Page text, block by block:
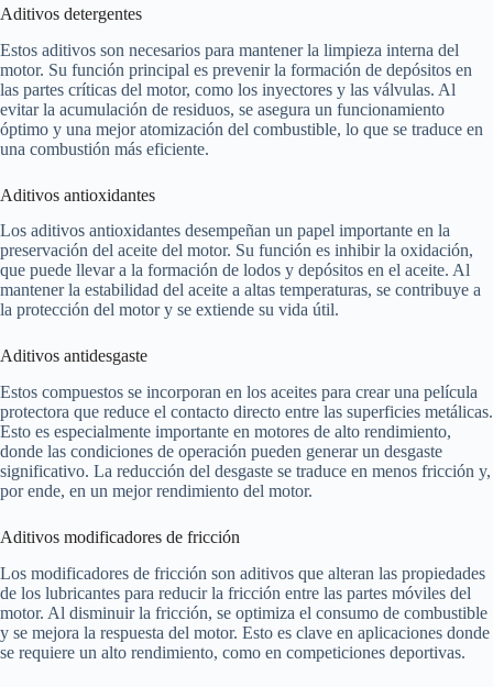
Aditivos detergentes
Estos aditivos son necesarios para mantener la limpieza interna del
motor. Su función principal es prevenir la formación de depósitos en
las partes críticas del motor, como los inyectores y las válvulas. Al
evitar la acumulación de residuos, se asegura un funcionamiento
óptimo y una mejor atomización del combustible, lo que se traduce en
una combustión más eficiente.
Aditivos antioxidantes
Los aditivos antioxidantes desempeñan un papel importante en la
preservación del aceite del motor. Su función es inhibir la oxidación,
que puede llevar a la formación de lodos y depósitos en el aceite. Al
mantener la estabilidad del aceite a altas temperaturas, se contribuye a
la protección del motor y se extiende su vida útil.
Aditivos antidesgaste
Estos compuestos se incorporan en los aceites para crear una película
protectora que reduce el contacto directo entre las superficies metálicas.
Esto es especialmente importante en motores de alto rendimiento,
donde las condiciones de operación pueden generar un desgaste
significativo. La reducción del desgaste se traduce en menos fricción y,
por ende, en un mejor rendimiento del motor.
Aditivos modificadores de fricción
Los modificadores de fricción son aditivos que alteran las propiedades
de los lubricantes para reducir la fricción entre las partes móviles del
motor. Al disminuir la fricción, se optimiza el consumo de combustible
y se mejora la respuesta del motor. Esto es clave en aplicaciones donde
se requiere un alto rendimiento, como en competiciones deportivas.